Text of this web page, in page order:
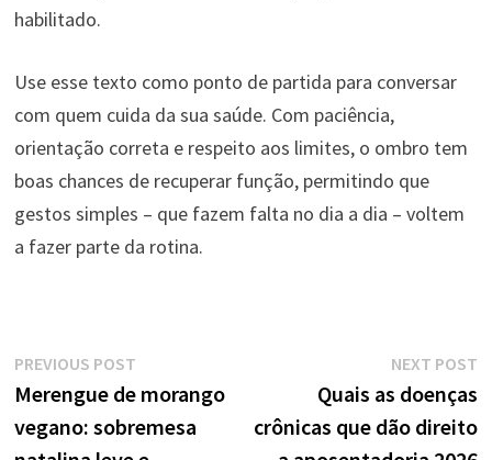
habilitado.
Use esse texto como ponto de partida para conversar
com quem cuida da sua saúde. Com paciência,
orientação correta e respeito aos limites, o ombro tem
boas chances de recuperar função, permitindo que
gestos simples – que fazem falta no dia a dia – voltem
a fazer parte da rotina.
Navegação
de
Post
PREVIOUS POSTPrevious
post:
Merengue de morango
vegano: sobremesa
NEXT POST
Quais as doenças
crônicas que dão direito